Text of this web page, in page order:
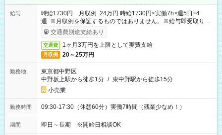
給与
時給1730円 月収例 24万円 時給1730円×実働7h×週5日×4
週 ※月収例を保証するものではありません。※給与即受取りサ
ービス利用可（利用条件有）
交通費別途支給あり
交通費 1ヶ月3万円を上限として実費支給
月収例 20～25万円
勤務地
東京都中野区
中野坂上駅から徒歩1分 / 東中野駅から徒歩15分
小売業
勤務時間 09:30-17:30（休憩60分）実働7時間（残業少なめ！）
期間 即日～長期 ※開始日相談OK